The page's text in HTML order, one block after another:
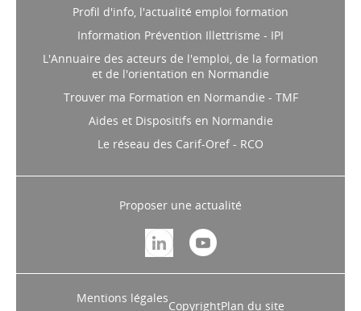
Profil d'info, l'actualité emploi formation
Information Prévention Illettrisme - IPI
L'Annuaire des acteurs de l'emploi, de la formation
et de l'orientation en Normandie
Trouver ma Formation en Normandie - TMF
Aides et Dispositifs en Normandie
Le réseau des Carif-Oref - RCO
Proposer une actualité
Mentions légales
CopyrightPlan du site